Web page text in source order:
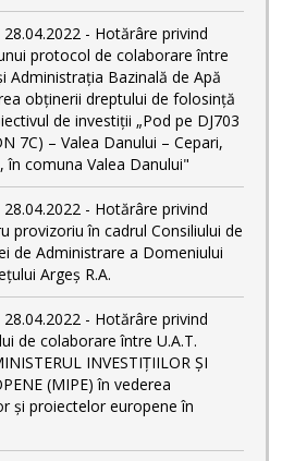
- Hotărâre privind
protocol de colaborare între
Administrația Bazinală de Apă
obținerii dreptului de folosință
de investiții „Pod pe DJ703
7C) – Valea Danului – Cepari,
în comuna Valea Danului"
- Hotărâre privind
provizoriu în cadrul Consiliului de
de Administrare a Domeniului
Argeș R.A.
- Hotărâre privind
de colaborare între U.A.T.
INVESTIȚIILOR ȘI
(MIPE) în vederea
și proiectelor europene în